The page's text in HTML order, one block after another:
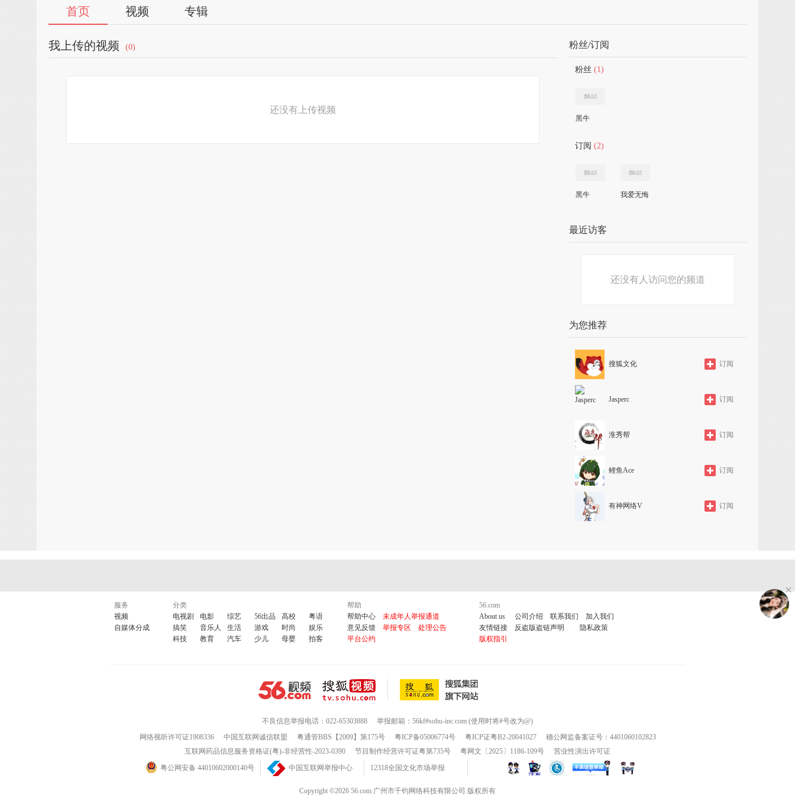
首页 视频 专辑
我上传的视频 (0)
还没有上传视频
粉丝/订阅
粉丝 (1)
黑牛
订阅 (2)
黑牛 我爱无悔
最近访客
还没有人访问您的频道
为您推荐
搜狐文化 订阅
Jasperc 订阅
淮秀帮 订阅
鲤鱼Ace 订阅
有神网络V 订阅
服务
视频
自媒体分成
分类
电视剧
电影 综艺 56出品 高校
粤语
搞笑
音乐人 生活 游戏 时尚
娱乐
科技
教育 汽车 少儿 母婴 拍客
帮助
帮助中心
未成年人举报通道
意见反馈
举报专区
处理公告
平台公约
56.com
About us
公司介绍 联系我们
加入我们
友情链接
反盗版盗链声明
隐私政策
版权指引
不良信息举报电话：022-65303888
举报邮箱：56kf#sohu-inc.com (使用时将#号改为@)
网络视听许可证1908336
中国互联网诚信联盟 粤通管BBS【2009】第175号 粤ICP备05006774号 粤ICP证粤B2-20041027
穗公网监备案证号：4401060102823
互联网药品信息服务资格证(粤)-非经营性-2023-0390
节目制作经营许可证粤第735号 粤网文〔2025〕1186-109号
营业性演出许可证
粤公网安备 44010602000140号
中国互联网举报中心 12318全国文化市场举报
Copyright ©2026 56.com 广州市千钧网络科技有限公司 版权所有